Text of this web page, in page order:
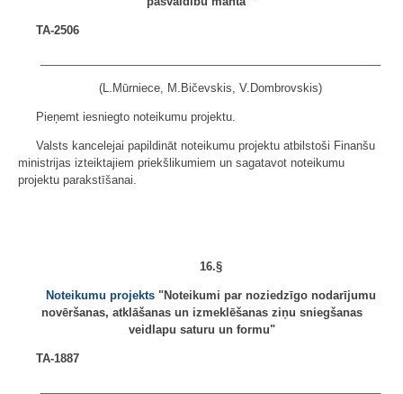
TA-2506
(L.Mūrniece, M.Bičevskis, V.Dombrovskis)
Pieņemt iesniegto noteikumu projektu.
Valsts kancelejai papildināt noteikumu projektu atbilstoši Finanšu
ministrijas izteiktajiem priekšlikumiem un sagatavot noteikumu
projektu parakstīšanai.
16.§
Noteikumu projekts"Noteikumi par noziedzīgo nodarījumu
novēršanas, atklāšanas un izmeklēšanas ziņu sniegšanas
veidlapu saturu un formu"
TA-1887